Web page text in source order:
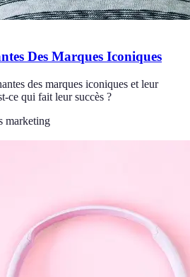
Des Marques Iconiques
des marques iconiques et leur
ce qui fait leur succès ?
marketing